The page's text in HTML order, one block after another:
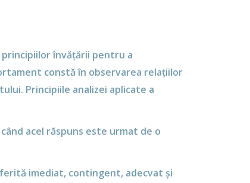
învățării pentru a
constă în observarea relațiilor
Principiile analizei aplicate a
acel răspuns este urmat de o
imediat, contingent, adecvat și